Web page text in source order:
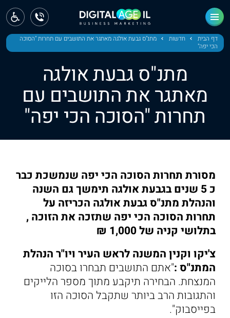
דף הבית חדשות
מתנ"ס גבעת אולגה מאתגר את התושבים עם תחרות "הסוכה
הכי יפה"
מתנ"ס גבעת אולגה
מאתגר את התושבים עם
תחרות "הסוכה הכי יפה"
מסורת תחרות הסוכה הכי יפה שנמשכת כבר
כ 5 שנים בגבעת אולגה תימשך גם השנה
והנהלת מתנ"ס גבעת אולגה הכריזה על
תחרות הסוכה הכי יפה שתזכה את הזוכה ,
בתלושי קניה של 1,000 ₪
צ'יקו וקנין המשנה לראש העיר ויו"ר הנהלת
המתנ"ס :"אתם התושבים תבחרו בסוכה
המנצחת. הבחירה תיקבע מתוך מספר הלייקים
והתגובות הרב ביותר שתקבל הסוכה הזו
בפייסבוק".
ראשי
חדשות
מחוז חיפה
מחוז מרכז
תל אביב